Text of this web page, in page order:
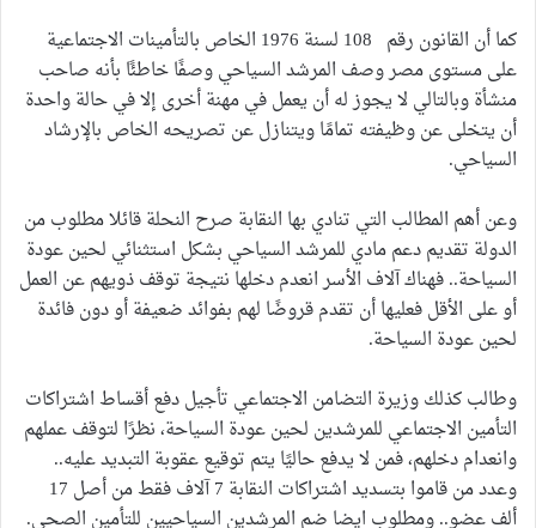
كما أن القانون رقم 108 لسنة 1976 الخاص بالتأمينات الاجتماعية
على مستوى مصر وصف المرشد السياحي وصفًا خاطئًا بأنه صاحب
منشأة وبالتالي لا يجوز له أن يعمل في مهنة أخرى إلا في حالة واحدة
أن يتخلى عن وظيفته تمامًا ويتنازل عن تصريحه الخاص بالإرشاد
السياحي.
وعن أهم المطالب التي تنادي بها النقابة صرح النحلة قائلا مطلوب من
الدولة تقديم دعم مادي للمرشد السياحي بشكل استثنائي لحين عودة
السياحة.. فهناك آلاف الأسر انعدم دخلها نتيجة توقف ذويهم عن العمل
أو على الأقل فعليها أن تقدم قروضًا لهم بفوائد ضعيفة أو دون فائدة
لحين عودة السياحة.
وطالب كذلك وزيرة التضامن الاجتماعي تأجيل دفع أقساط اشتراكات
التأمين الاجتماعي للمرشدين لحين عودة السياحة، نظرًا لتوقف عملهم
وانعدام دخلهم، فمن لا يدفع حاليًا يتم توقيع عقوبة التبديد عليه..
وعدد من قاموا بتسديد اشتراكات النقابة 7 آلاف فقط من أصل 17
ألف عضو.. ومطلوب ايضا ضم المرشدين السياحيين للتأمين الصحي.